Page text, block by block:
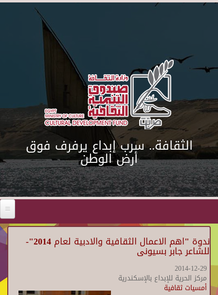
Skip to main content
الثقافة.. سرب إبداع يرفرف فوق
أرض الوطن
ندوة "اهم الاعمال الثقافية والادبية لعام 2014"-
للشاعر جابر بسيونى
2014-12-29
مركز الحرية للإبداع بالإسكندرية
أمسيات ثقافية